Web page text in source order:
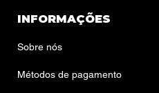
INFORMAÇÕES
Sobre nós
Métodos de pagamento